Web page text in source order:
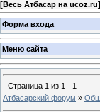
[Весь Атбасар на ucoz.ru]
Форма входа
Меню сайта
Страница 1 из 1
1
Атбасарский форум »